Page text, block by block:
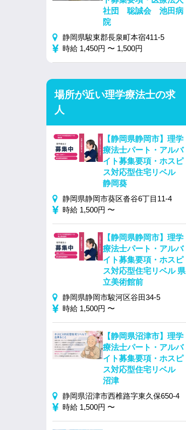
社団 聡誠会 池田病
院
静岡県駿東郡長泉町本宿411-5
時給 1,450円 〜 1,500円
場所が近い理学療法士の求
人
【静岡県静岡市】理学
療法士パート・アルバ
イト募集要項・ホスピ
ス対応型住宅リベル
静岡葵
静岡県静岡市葵区沓谷6丁目11‐4
時給 1,500円 〜
【静岡県静岡市】理学
療法士パート・アルバ
イト募集要項・ホスピ
ス対応型住宅リベル 県
立美術館前
静岡県静岡市駿河区谷田34-5
時給 1,500円 〜
【静岡県沼津市】理学
療法士パート・アルバ
イト募集要項・ホスピ
ス対応型住宅リベル
沼津
静岡県沼津市西椎路字東久保650-4
時給 1,500円 〜